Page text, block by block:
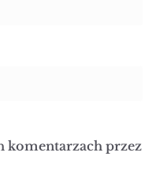
komentarzach przez